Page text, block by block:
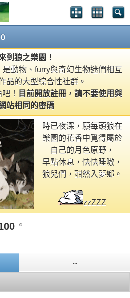
到狼之樂園！
動物、furry與奇幻生物迷們相互
品的大型綜合性社群。
！
目前開放註冊，請不要使用與
站相同的密碼
時已夜深，願每頭狼在
樂園的花香中覓得屬於
自己的月色原野，
早點休息，快快睡嗷，
狼兒們，酣然入夢鄉。
zzZZZ
...